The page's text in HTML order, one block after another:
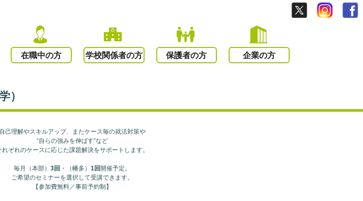
在職中の方 学校関係者の方 保護者の方 企業の方
）
自己理解やスキルアップ、またケース毎の就活対策や
“自らの強みを伸ばす”など
れぞれのケースに応じた課題解決をサポートします。
毎月（本部） 3回 ・（幡多） 1回 開催予定。
ご希望のセミナーを選択して受講できます。
【参加費無料／事前予約制】